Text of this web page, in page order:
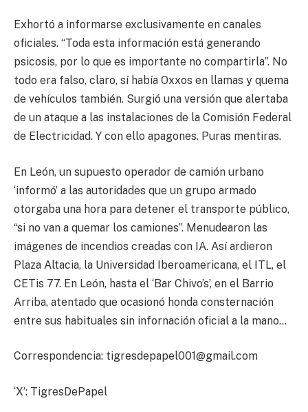
Exhortó a informarse exclusivamente en canales
oficiales. “Toda esta información está generando
psicosis, por lo que es importante no compartirla”. No
todo era falso, claro, sí había Oxxos en llamas y quema
de vehículos también. Surgió una versión que alertaba
de un ataque a las instalaciones de la Comisión Federal
de Electricidad. Y con ello apagones. Puras mentiras.
En León, un supuesto operador de camión urbano
‘informó’ a las autoridades que un grupo armado
otorgaba una hora para detener el transporte público,
“si no van a quemar los camiones”. Menudearon las
imágenes de incendios creadas con IA. Así ardieron
Plaza Altacia, la Universidad Iberoamericana, el ITL, el
CETis 77. En León, hasta el ‘Bar Chivo’s’, en el Barrio
Arriba, atentado que ocasionó honda consternación
entre sus habituales sin infornación oficial a la mano…
Correspondencia: tigresdepapel001@gmail.com
‘X’: TigresDePapel